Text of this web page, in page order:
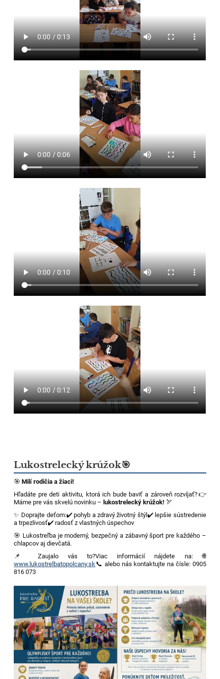
Lukostrelecký krúžok🎯
🎯Milí rodičia a žiaci!
Hľadáte pre deti aktivitu, ktorá ich bude baviť a zároveň rozvíjať?👉
Máme pre vás skvelú novinku – lukostrelecký krúžok! 🏹
✨ Doprajte deťom:✔️ pohyb a zdravý životný štýl ✔️ lepšie sústredenie
a trpezlivosť✔️ radosť z vlastných úspechov
🎯 Lukostreľba je moderný, bezpečný a zábavný šport pre každého –
chlapcov aj dievčatá.
📌 Zaujalo vás to?Viac informácií nájdete na: 🌐
www.lukostrelbatopolcany.sk📞 alebo nás kontaktujte na čísle: 0905
816 073